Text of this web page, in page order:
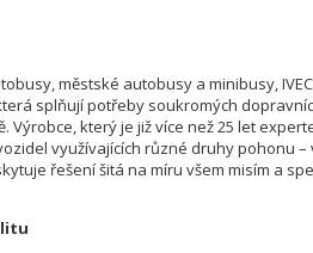
městské autobusy a minibusy,
splňují potřeby soukromých
který je již více než 25 let
využívajících různé druhy pohonu –
řešení šitá na míru všem misím a